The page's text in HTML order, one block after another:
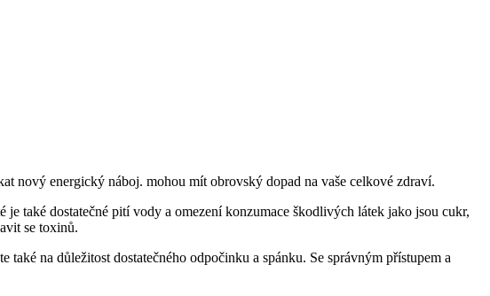
nový energický náboj. mohou mít obrovský dopad na vaše celkové zdraví.
také dostatečné pití vody a omezení konzumace škodlivých látek jako jsou cukr,
se toxinů.
na důležitost dostatečného odpočinku a spánku. Se správným přístupem a